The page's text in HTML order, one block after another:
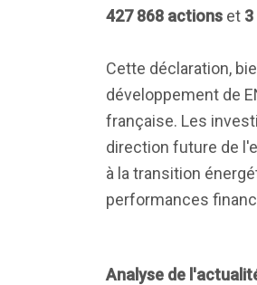
427 868 actions et
Cette déclaration,
développement de
française. Les
direction future de
à la transition
performances
Analyse de